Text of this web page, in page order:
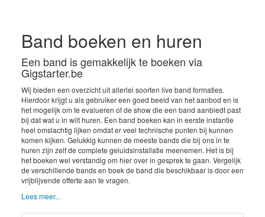
Band boeken en huren
Een band is gemakkelijk te boeken via
Gigstarter.be
Wij bieden een overzicht uit allerlei soorten live band formaties.
Hierdoor krijgt u als gebruiker een goed beeld van het aanbod en is
het mogelijk om te evalueren of de show die een band aanbiedt past
bij dat wat u in wilt huren. Een band boeken kan in eerste instantie
heel omslachtig lijken omdat er veel technische punten bij kunnen
komen kijken. Gelukkig kunnen de meeste bands die bij ons in te
huren zijn zelf de complete geluidsinstallatie meenemen. Het is bij
het boeken wel verstandig om hier over in gesprek te gaan. Vergelijk
de verschillende bands en boek de band die beschikbaar is door een
vrijblijvende offerte aan te vragen.
Lees meer...